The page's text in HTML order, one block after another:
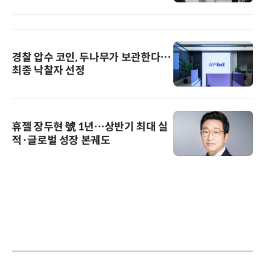
경찰 압수 코인, 두나무가 보관한다…
최종 낙찰자 선정
휴젤 장두현 號 1년…상반기 최대 실
적·글로벌 성장 본궤도